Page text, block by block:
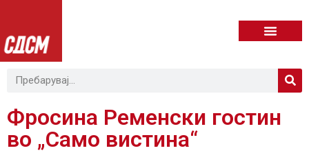
Фросина Ременски гостин
во „Само вистина“